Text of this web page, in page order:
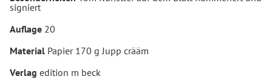
signiert
Auflage 20
Material Papier 170 g Jupp crääm
Verlag edition m beck